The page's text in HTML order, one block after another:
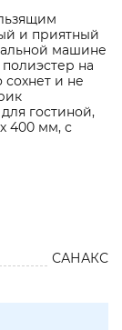
и приятный
машине
на
сохнет и не
гостиной,
400 мм, с
САНАКС